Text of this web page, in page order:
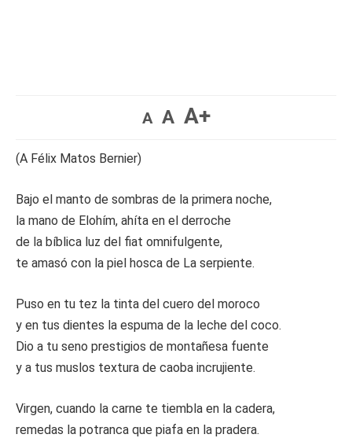
A A A+
(A Félix Matos Bernier)
Bajo el manto de sombras de la primera noche,
la mano de Elohím, ahíta en el derroche
de la bíblica luz del fiat omnifulgente,
te amasó con la piel hosca de La serpiente.
Puso en tu tez la tinta del cuero del moroco
y en tus dientes la espuma de la leche del coco.
Dio a tu seno prestigios de montañesa fuente
y a tus muslos textura de caoba incrujiente.
Virgen, cuando la carne te tiembla en la cadera,
remedas la potranca que piafa en la pradera.